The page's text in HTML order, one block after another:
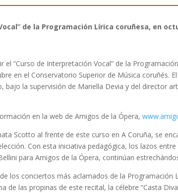
de la Programación Lírica coruñesa, en
“Curso de Interpretación Vocal” de la
en el Conservatorio Superior de Música coruñés.
la supervisión de Mariella Devia y del director
en la web de Amigos de la Ópera,
Scotto al frente de este curso en A Coruña, se
Con esta iniciativa pedagógica, los lazos
para Amigos de la Ópera, continúan
los conciertos más aclamados de la Programación
las propinas de este recital, la célebre “Casta